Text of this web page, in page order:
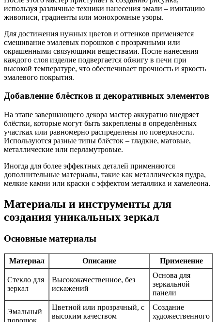
используя различные техники нанесения эмали – имитацию
живописи, градиенты или монохромные узоры.
Для достижения нужных цветов и оттенков применяется
смешивание эмалевых порошков с прозрачными или
окрашенными связующими веществами. После нанесения
каждого слоя изделие подвергается обжигу в печи при
высокой температуре, что обеспечивает прочность и яркость
эмалевого покрытия.
Добавление блёстков и декоративных элементов
На этапе завершающего декора мастер аккуратно внедряет
блёстки, которые могут быть закреплены в определённых
участках или равномерно распределены по поверхности.
Используются разные типы блёсток – гладкие, матовые,
металлические или перламутровые.
Иногда для более эффектных деталей применяются
дополнительные материалы, такие как металлическая пудра,
мелкие камни или краски с эффектом металлика и хамелеона.
Материалы и инструменты для
создания уникальных зеркал
Основные материалы
Материал Описание Применение
Стекло для
зеркал
Высококачественное, без
искажений
Основа для
зеркальной
панели
Эмальный
порошок
Цветной или прозрачный, с
высоким качеством
Создание
художественного